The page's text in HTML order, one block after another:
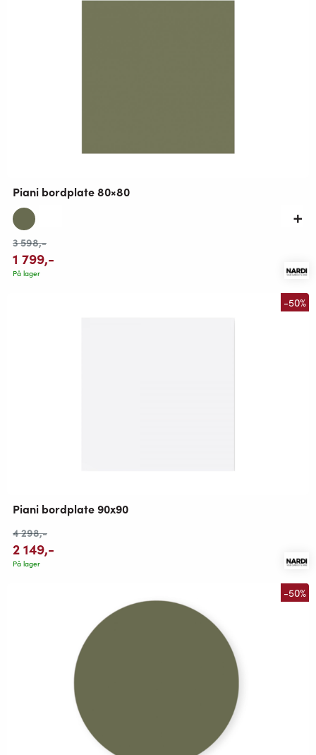
Piani bordplate 80×80
3 598,-
1 799,-
På lager
-50%
Piani bordplate 90x90
4 298,-
2 149,-
På lager
-50%